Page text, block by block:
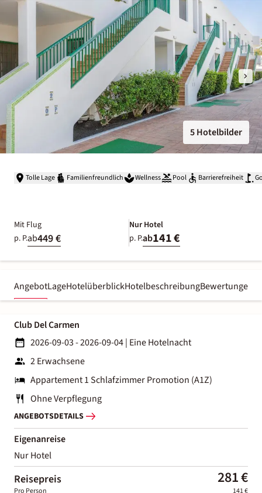
5 Hotelbilder
Tolle Lage Familienfreundlich Wellness Pool Barrierefreiheit
Mit Flug
p. P.ab449 €
Nur Hotel
p. P.ab141 €
AngebotLageHotelüberblickHotelbeschreibungBewertungen
Club Del Carmen
2026-09-03 - 2026-09-04| Eine Hotelnacht
2 Erwachsene
Appartement 1 Schlafzimmer Promotion (A1Z)
Ohne Verpflegung
ANGEBOTSDETAILS
Eigenanreise
Nur Hotel
Reisepreis 281 €
Pro Person 141 €